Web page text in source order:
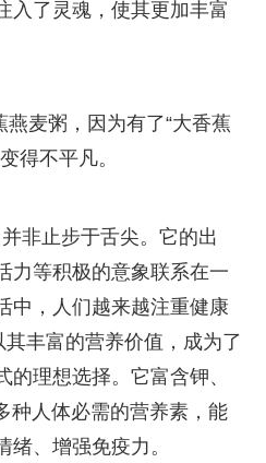
入了灵魂，使其更加丰富
麦粥，因为有了“大香蕉
得不平凡。
非止步于舌尖。它的出
力等积极的意象联系在一
中，人们越来越注重健康
其丰富的营养价值，成为了
理想选择。它富含钾、
种人体必需的营养素，能
、增强免疫力。